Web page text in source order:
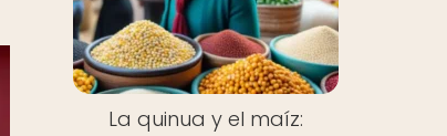
La quinua y el maíz: